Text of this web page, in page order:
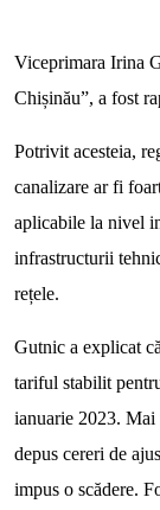
Viceprimara Irina
Chișinău”, a fost
Potrivit acesteia,
canalizare ar fi
aplicabile la nivel
infrastructurii
rețele.
Gutnic a explicat
tariful stabilit
ianuarie 2023.
depus cereri de
impus o scădere.